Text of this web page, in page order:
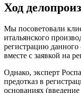
Ход
Мы посоветовали
итальянского
регистрацию
вместе с заявкой на
Однако, эксперт
предотказ в
основаниях